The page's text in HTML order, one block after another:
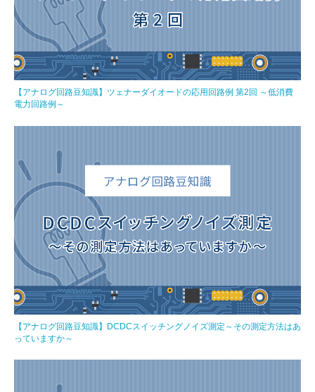
【アナログ回路豆知識】ツェナーダイオードの応用回路例 第2回 ～低消費
電力回路例～
【アナログ回路豆知識】DCDCスイッチングノイズ測定～その測定方法はあ
っていますか～